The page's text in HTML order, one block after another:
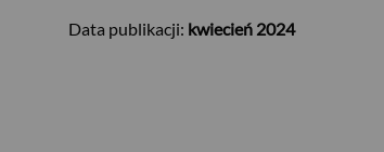
Data publikacji: kwiecień 2024